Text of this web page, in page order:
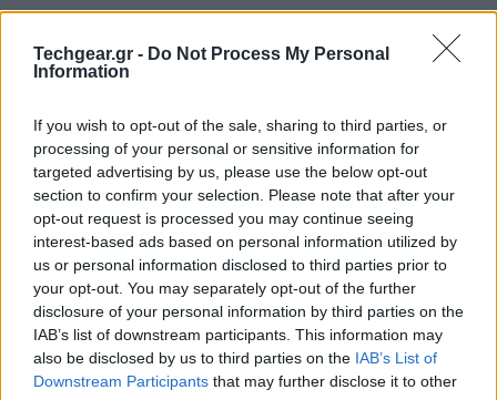
Techgear.gr - Do Not Process My Personal
Information
If you wish to opt-out of the sale, sharing to third parties, or
processing of your personal or sensitive information for
targeted advertising by us, please use the below opt-out
section to confirm your selection. Please note that after your
opt-out request is processed you may continue seeing
interest-based ads based on personal information utilized by
us or personal information disclosed to third parties prior to
your opt-out. You may separately opt-out of the further
disclosure of your personal information by third parties on the
IAB’s list of downstream participants. This information may
also be disclosed by us to third parties on the IAB’s List of
Downstream Participants that may further disclose it to other